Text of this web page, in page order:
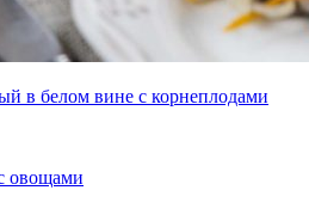
в белом вине с корнеплодами
овощами